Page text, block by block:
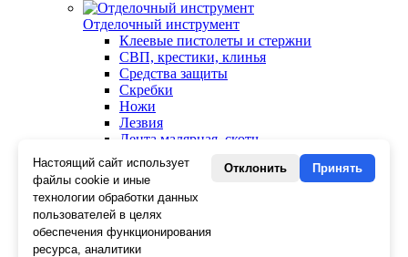
Отделочный инструмент
Клеевые пистолеты и стержни
СВП, крестики, клинья
Средства защиты
Скребки
Ножи
Лезвия
Лента малярная, скотч
Плиткорезы
Пистолеты для герметика и пены
Шила
Стеклоткань, серпянка
Ещё 2
Настоящий сайт использует
файлы cookie и иные
технологии обработки данных
пользователей в целях
обеспечения функционирования
ресурса, аналитики
Отклонить Принять